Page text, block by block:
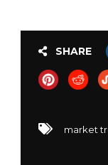
SHARE
market